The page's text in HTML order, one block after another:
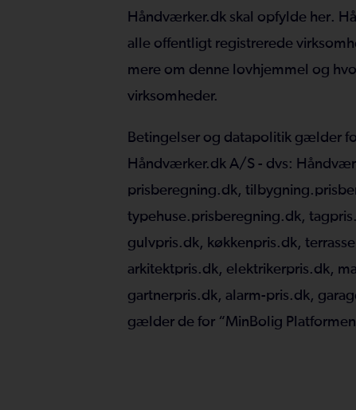
Håndværker.dk skal opfylde her.
alle offentligt registrerede
mere om denne lovhjemmel og
virksomheder.
Betingelser og datapolitik gælder
Håndværker.dk A/S - dvs:
prisberegning.dk,
typehuse.prisberegning.dk,
gulvpris.dk, køkkenpris.dk,
arkitektpris.dk, elektrikerpris.dk,
gartnerpris.dk, alarm-pris.dk,
gælder de for “MinBolig